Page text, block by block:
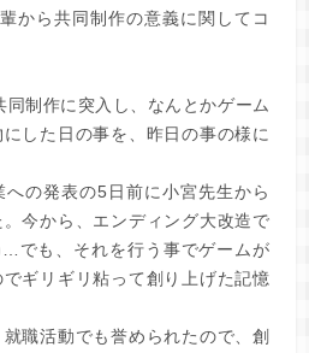
から共同制作の意義に関してコ
同制作に突入し、なんとかゲーム
した日の事を、昨日の事の様に
の発表の5日前に小宮先生から
。今から、エンディング大改造で
でも、それを行う事でゲームが
ギリギリ粘って創り上げた記憶
職活動でも誉められたので、創